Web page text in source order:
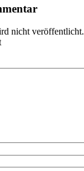
nicht veröffentlicht.